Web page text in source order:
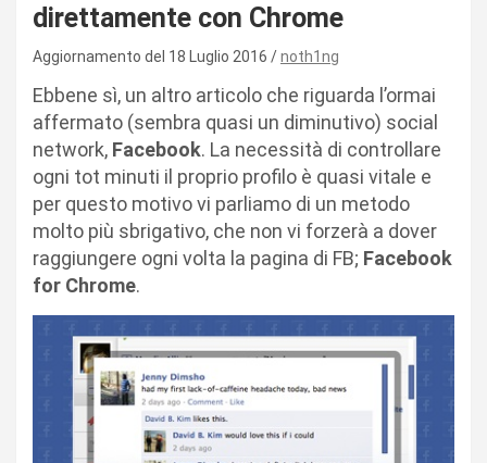
direttamente con Chrome
Aggiornamento del 18 Luglio 2016 noth1ng
Ebbene sì, un altro articolo che riguarda l’ormai
affermato (sembra quasi un diminutivo) social
network, Facebook. La necessità di controllare
ogni tot minuti il proprio profilo è quasi vitale e
per questo motivo vi parliamo di un metodo
molto più sbrigativo, che non vi forzerà a dover
raggiungere ogni volta la pagina di FB; Facebook
for Chrome.